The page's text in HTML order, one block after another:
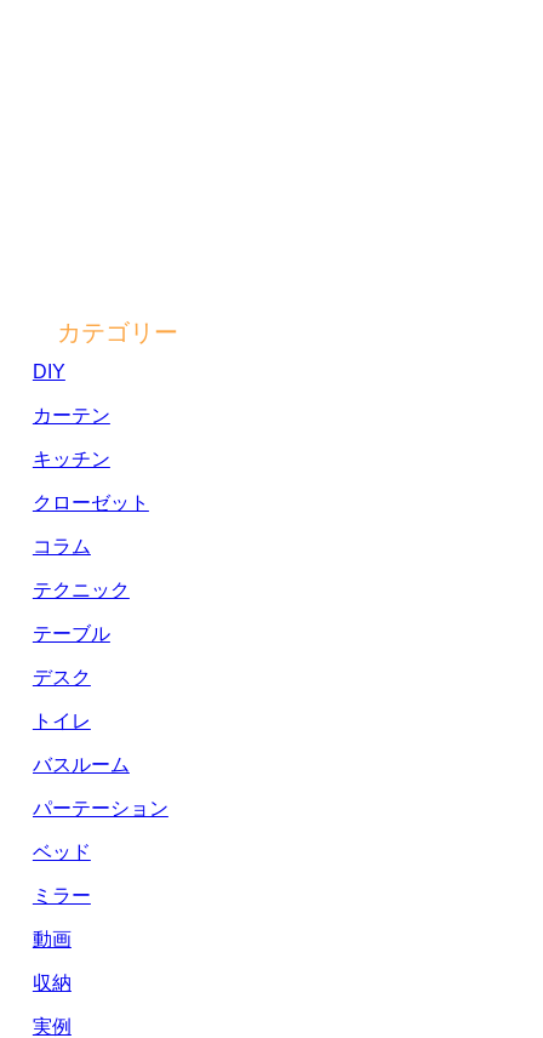
カテゴリー
DIY
カーテン
キッチン
クローゼット
コラム
テクニック
テーブル
デスク
トイレ
バスルーム
パーテーション
ベッド
ミラー
動画
収納
実例